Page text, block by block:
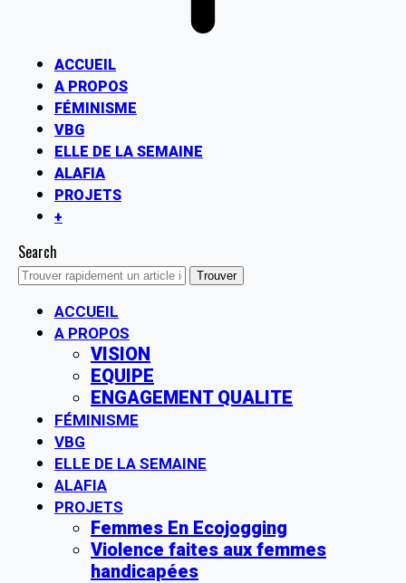
ACCUEIL
A PROPOS
FÉMINISME
VBG
ELLE DE LA SEMAINE
ALAFIA
PROJETS
+
Search
ACCUEIL
A PROPOS
VISION
EQUIPE
ENGAGEMENT QUALITE
FÉMINISME
VBG
ELLE DE LA SEMAINE
ALAFIA
PROJETS
Femmes En Ecojogging
Violence faites aux femmes
handicapées